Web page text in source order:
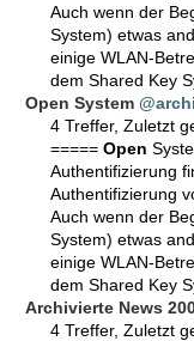
Auch wenn der
System) etwas
einige WLAN-
dem Shared Key
Open System
4 Treffer, Zuletzt
===== Open
Authentifizierung
Authentifizierung
Auch wenn der
System) etwas
einige WLAN-
dem Shared Key
Archivierte News
4 Treffer, Zuletzt